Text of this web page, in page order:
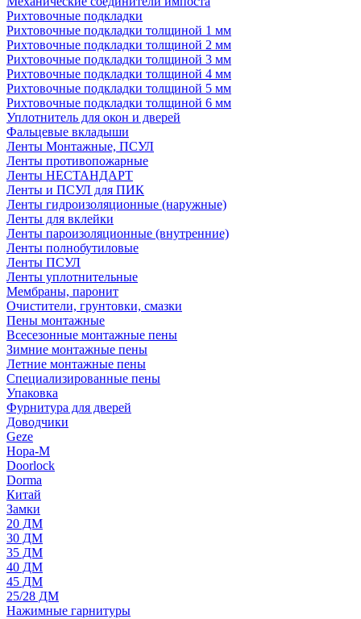
Рихтовочные подкладки
Рихтовочные подкладки толщиной 1 мм
Рихтовочные подкладки толщиной 2 мм
Рихтовочные подкладки толщиной 3 мм
Рихтовочные подкладки толщиной 4 мм
Рихтовочные подкладки толщиной 5 мм
Рихтовочные подкладки толщиной 6 мм
Уплотнитель для окон и дверей
Фальцевые вкладыши
Ленты Монтажные, ПСУЛ
Ленты противопожарные
Ленты НЕСТАНДАРТ
Ленты и ПСУЛ для ПИК
Ленты гидроизоляционные (наружные)
Ленты для вклейки
Ленты пароизоляционные (внутренние)
Ленты полнобутиловые
Ленты ПСУЛ
Ленты уплотнительные
Мембраны, паронит
Очистители, грунтовки, смазки
Пены монтажные
Всесезонные монтажные пены
Зимние монтажные пены
Летние монтажные пены
Специализированные пены
Упаковка
Фурнитура для дверей
Доводчики
Geze
Нора-М
Doorlock
Dorma
Китай
Замки
20 ДМ
30 ДМ
35 ДМ
40 ДМ
45 ДМ
25/28 ДМ
Нажимные гарнитуры